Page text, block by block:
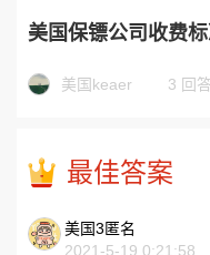
美国保镖公司收费
美国keaer 3 回答
最佳答案
美国3匿名
2021-5-19 0:21:58